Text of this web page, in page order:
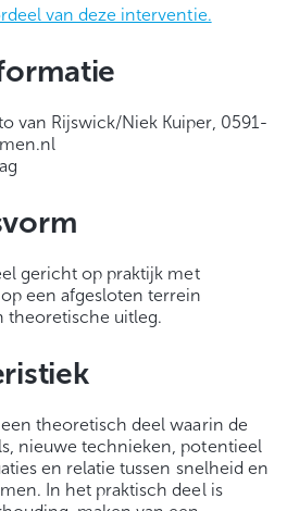
van deze interventie.
van Rijswick/Niek Kuiper, 0591-
gericht op praktijk met
een afgesloten terrein
theoretische uitleg.
theoretisch deel waarin de
nieuwe technieken, potentieel
en relatie tussen snelheid en
In het praktisch deel is